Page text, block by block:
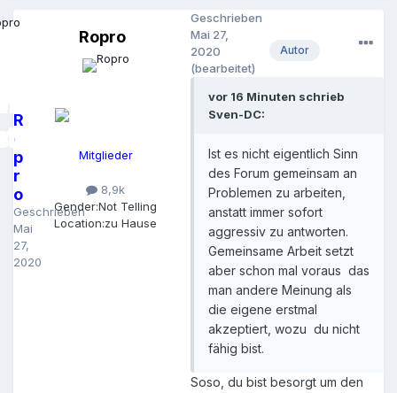
R
o
p
r
o
Geschrieben
Mai
27,
2020
Ropro
Mitglieder
8,9k
Gender:Not Telling
Location:zu Hause
Autor
Geschrieben
Mai 27,
2020
(bearbeitet)
vor 16 Minuten schrieb
Sven-DC:
Ist es nicht eigentlich Sinn
des Forum gemeinsam an
Problemen zu arbeiten,
anstatt immer sofort
aggressiv zu antworten.
Gemeinsame Arbeit setzt
aber schon mal voraus das
man andere Meinung als
die eigene erstmal
akzeptiert, wozu du nicht
fähig bist.
Soso, du bist besorgt um den